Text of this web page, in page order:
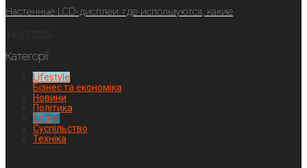
Настенные LCD-дисплеи: где используются, какие
Категорії
Lifestyle
Бізнес та економіка
Новини
Політика
Спорт
Суспільство
Техніка